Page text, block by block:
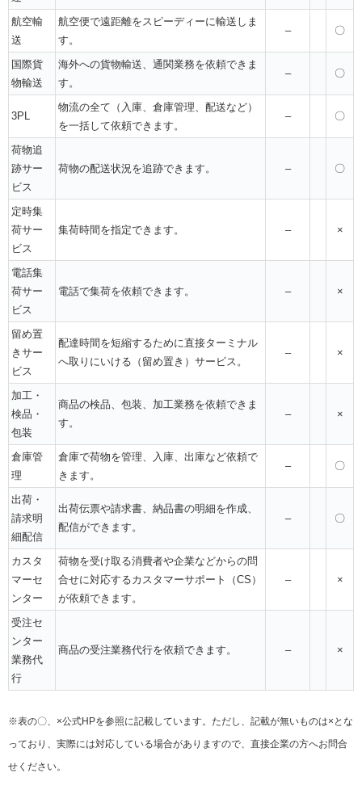
航空輸
送
航空便で遠距離をスピーディーに輸送しま
す。
– 〇
国際貨
物輸送
海外への貨物輸送、通関業務を依頼できま
す。
– 〇
3PL
物流の全て（入庫、倉庫管理、配送など）
を一括して依頼できます。
– 〇
荷物追
跡サー
ビス
荷物の配送状況を追跡できます。 – 〇
定時集
荷サー
ビス
集荷時間を指定できます。 – ×
電話集
荷サー
ビス
電話で集荷を依頼できます。 – ×
留め置
きサー
ビス
配達時間を短縮するために直接ターミナル
へ取りにいける（留め置き）サービス。
– ×
加工・
検品・
包装
商品の検品、包装、加工業務を依頼できま
す。
– ×
倉庫管
理
倉庫で荷物を管理、入庫、出庫など依頼で
きます。
– 〇
出荷・
請求明
細配信
出荷伝票や請求書、納品書の明細を作成、
配信ができます。
– 〇
カスタ
マーセ
ンター
荷物を受け取る消費者や企業などからの問
合せに対応するカスタマーサポート（CS）
が依頼できます。
– ×
受注セ
ンター
業務代
行
商品の受注業務代行を依頼できます。 – ×
※表の〇、×公式HPを参照に記載しています。ただし、記載が無いものは×とな
っており、実際には対応している場合がありますので、直接企業の方へお問合
せください。